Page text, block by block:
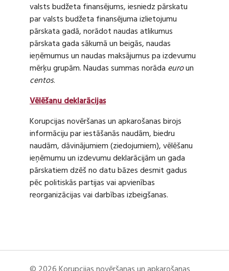
valsts budžeta finansējums, iesniedz pārskatu
par valsts budžeta finansējuma izlietojumu
pārskata gadā, norādot naudas atlikumus
pārskata gada sākumā un beigās, naudas
ieņēmumus un naudas maksājumus pa izdevumu
mērķu grupām. Naudas summas norāda euroun
centos.
Vēlēšanu deklarācijas
Korupcijas novēršanas un apkarošanas birojs
informāciju par iestāšanās naudām, biedru
naudām, dāvinājumiem (ziedojumiem), vēlēšanu
ieņēmumu un izdevumu deklarācijām un gada
pārskatiem dzēš no datu bāzes desmit gadus
pēc politiskās partijas vai apvienības
reorganizācijas vai darbības izbeigšanas.